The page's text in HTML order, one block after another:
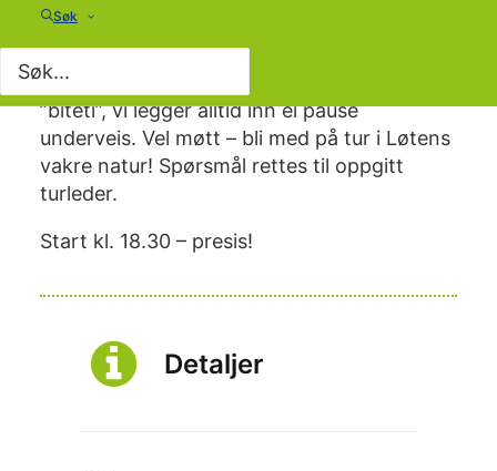
Søk
kjentmann som forteller om kulturminner og
steder man passerer. Lengden er ca. 5 km
om ikke annet er oppgitt. Ta med termos og
”biteti”, vi legger alltid inn ei pause
underveis. Vel møtt – bli med på tur i Løtens
vakre natur! Spørsmål rettes til oppgitt
turleder.
Start kl. 18.30 – presis!
Detaljer